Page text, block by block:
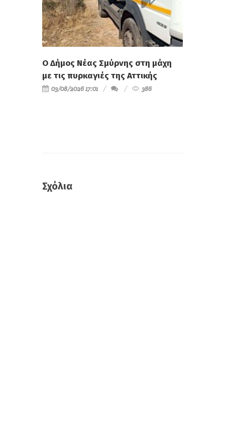
Ο Δήμος Νέας Σμύρνης στη μάχη
με τις πυρκαγιές της Αττικής
03/08/2026 17:01 386
Σχόλια